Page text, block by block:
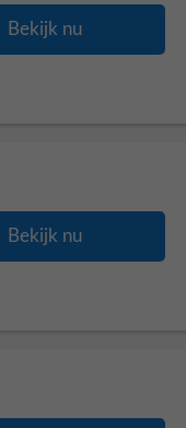
Bekijk nu
Bekijk nu